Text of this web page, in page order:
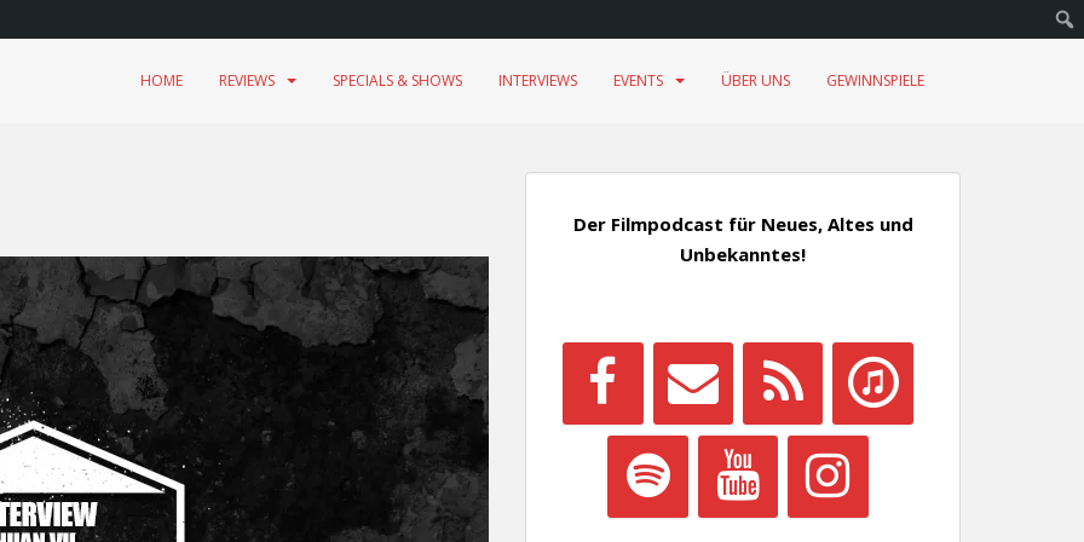
HOME REVIEWS SPECIALS & SHOWS INTERVIEWS EVENTS ÜBER UNS GEWINNSPIELE
Der Filmpodcast für Neues, Altes und
Unbekanntes!